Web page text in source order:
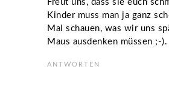
Freut uns, dass sie euch
Kinder muss man ja ganz
Mal schauen, was wir uns
Maus ausdenken müssen ;-).
ANTWORTEN